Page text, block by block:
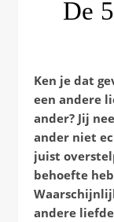
De
Ken je dat
een andere
ander? Jij
ander niet
juist
behoefte
andere